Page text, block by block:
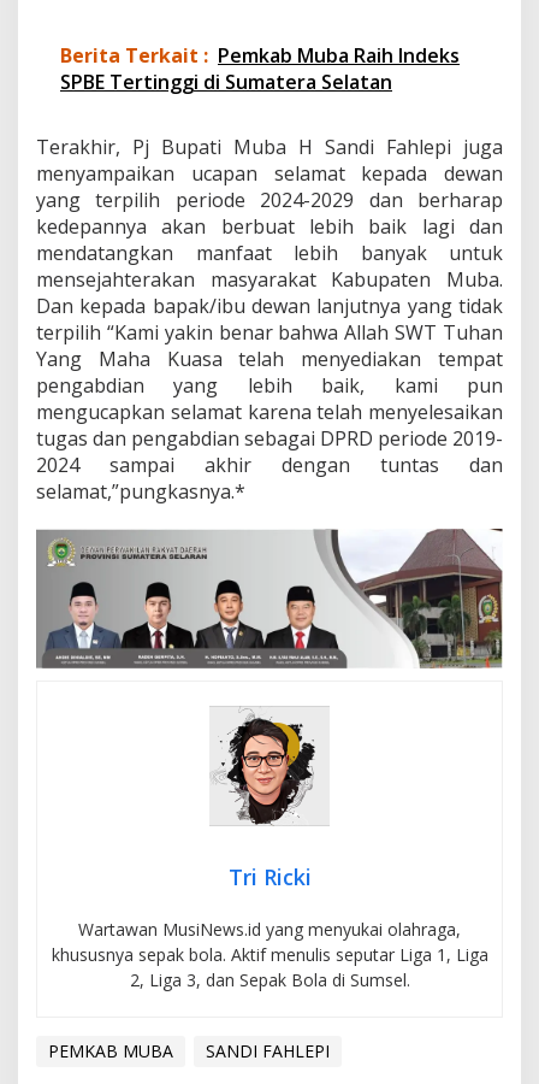
Berita Terkait : Pemkab Muba Raih Indeks
SPBE Tertinggi di Sumatera Selatan
Terakhir, Pj Bupati Muba H Sandi Fahlepi juga
menyampaikan ucapan selamat kepada dewan
yang terpilih periode 2024-2029 dan berharap
kedepannya akan berbuat lebih baik lagi dan
mendatangkan manfaat lebih banyak untuk
mensejahterakan masyarakat Kabupaten Muba.
Dan kepada bapak/ibu dewan lanjutnya yang tidak
terpilih “Kami yakin benar bahwa Allah SWT Tuhan
Yang Maha Kuasa telah menyediakan tempat
pengabdian yang lebih baik, kami pun
mengucapkan selamat karena telah menyelesaikan
tugas dan pengabdian sebagai DPRD periode 2019-
2024 sampai akhir dengan tuntas dan
selamat,”pungkasnya.*
Tri Ricki
Wartawan MusiNews.id yang menyukai olahraga,
khususnya sepak bola. Aktif menulis seputar Liga 1, Liga
2, Liga 3, dan Sepak Bola di Sumsel.
PEMKAB MUBA SANDI FAHLEPI